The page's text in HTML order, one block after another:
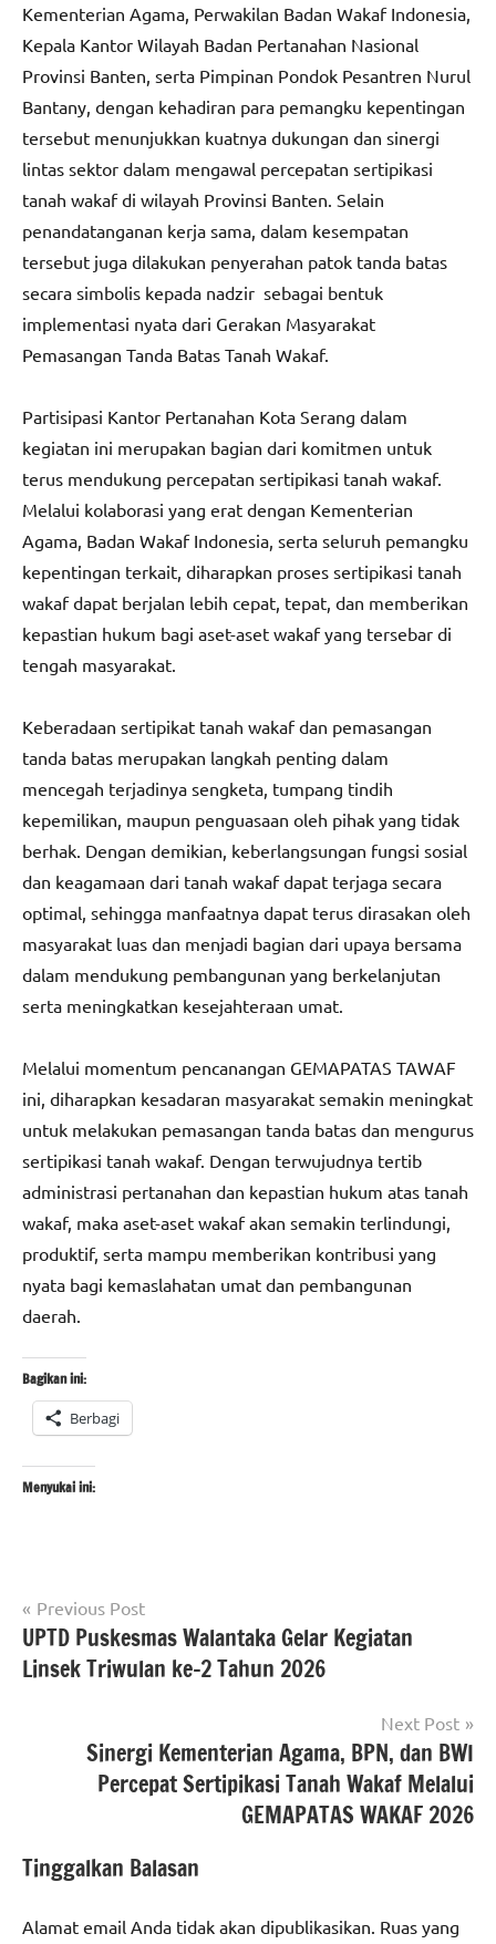
Kementerian Agama, Perwakilan Badan Wakaf Indonesia,
Kepala Kantor Wilayah Badan Pertanahan Nasional
Provinsi Banten, serta Pimpinan Pondok Pesantren Nurul
Bantany, dengan kehadiran para pemangku kepentingan
tersebut menunjukkan kuatnya dukungan dan sinergi
lintas sektor dalam mengawal percepatan sertipikasi
tanah wakaf di wilayah Provinsi Banten. Selain
penandatanganan kerja sama, dalam kesempatan
tersebut juga dilakukan penyerahan patok tanda batas
secara simbolis kepada nadzir sebagai bentuk
implementasi nyata dari Gerakan Masyarakat
Pemasangan Tanda Batas Tanah Wakaf.
Partisipasi Kantor Pertanahan Kota Serang dalam
kegiatan ini merupakan bagian dari komitmen untuk
terus mendukung percepatan sertipikasi tanah wakaf.
Melalui kolaborasi yang erat dengan Kementerian
Agama, Badan Wakaf Indonesia, serta seluruh pemangku
kepentingan terkait, diharapkan proses sertipikasi tanah
wakaf dapat berjalan lebih cepat, tepat, dan memberikan
kepastian hukum bagi aset-aset wakaf yang tersebar di
tengah masyarakat.
Keberadaan sertipikat tanah wakaf dan pemasangan
tanda batas merupakan langkah penting dalam
mencegah terjadinya sengketa, tumpang tindih
kepemilikan, maupun penguasaan oleh pihak yang tidak
berhak. Dengan demikian, keberlangsungan fungsi sosial
dan keagamaan dari tanah wakaf dapat terjaga secara
optimal, sehingga manfaatnya dapat terus dirasakan oleh
masyarakat luas dan menjadi bagian dari upaya bersama
dalam mendukung pembangunan yang berkelanjutan
serta meningkatkan kesejahteraan umat.
Melalui momentum pencanangan GEMAPATAS TAWAF
ini, diharapkan kesadaran masyarakat semakin meningkat
untuk melakukan pemasangan tanda batas dan mengurus
sertipikasi tanah wakaf. Dengan terwujudnya tertib
administrasi pertanahan dan kepastian hukum atas tanah
wakaf, maka aset-aset wakaf akan semakin terlindungi,
produktif, serta mampu memberikan kontribusi yang
nyata bagi kemaslahatan umat dan pembangunan
daerah.
Bagikan ini:
Berbagi
Menyukai ini:
Tagged
with
#kantahkotaserang
#kantahkotaserang
#ATRBPNmodern
#MelayaniProfesionalTerpercaya
#beritanasional
#BPNkotaserang
#Kementerian
ATR/BPN RI
Navigasi
pos
Previous Post
UPTD Puskesmas Walantaka Gelar Kegiatan
Linsek Triwulan ke-2 Tahun 2026
Next Post
Sinergi Kementerian Agama, BPN, dan BWI
Percepat Sertipikasi Tanah Wakaf Melalui
GEMAPATAS WAKAF 2026
Tinggalkan Balasan
Alamat email Anda tidak akan dipublikasikan. Ruas yang